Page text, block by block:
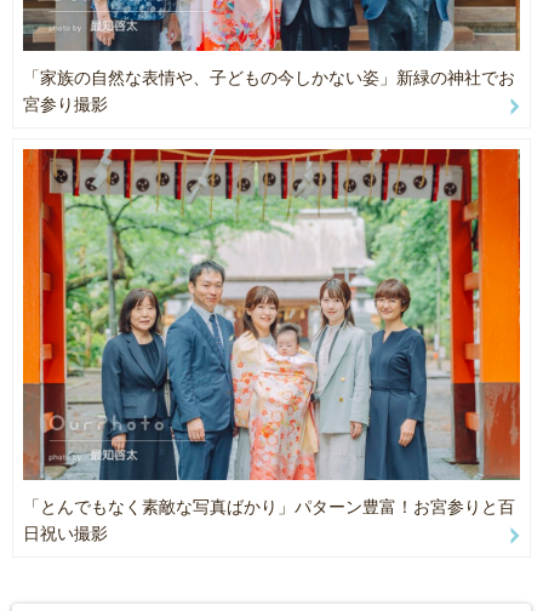
・撮影時間：2枠（約100分）※2〜3枠推奨
・納品カット数：50〜100枚
・白背景中心（黒・カラー背景も相談可）
・おくるみなし、ご家族ショット多めのナチュラルスタイル
・衣装・造花・カゴ・バスケットなどはこちらでご用意（ご希望に
合わせて）
・お客様ご持参の小物使用も可能
【撮影当日のご準備】
・撮影前に手指を洗わせていただきます
・準備中の粉ミルク授乳で眠りが深まり、撮影がスムーズです。
※起きていても大丈夫です、逆に目を開けて欲しいという場合は事
前にご連絡ください☺️
・撮影スペース：4〜6畳、自然光の入る明るいお部屋
・室温：26〜27度を目安に調整をお願いします
【ご予約前にご確認ください】
・赤ちゃんの体調やご機嫌により撮影内容が変わる場合があります
・ご兄弟との撮影も可能です（事前にお知らせください）
・授乳・おむつ替えの時間をこまめに設けながら進めます
今、遺すべきこと。
━━━━━━━━━━━━━━━━
🏅 受賞歴
━━━━━━━━━━━━━━━━
🥇 OurPhoto Award 2025 年間人気フォトグラファー
🥇 2025.10月 北関東・甲信越エリア第1位
🥇 2025.9月 北関東・甲信越エリア第1位
🥈 2025.6月 北関東・甲信越エリア第2位
🥉 2025.4月 北関東・甲信越エリア第3位
🥈 2025.3月 北関東・甲信越エリア第2位
🥇 2025.2月 北関東・甲信越エリア第1位
🥉 2024年度新人フォトグラファー人気ランキング第3位
🥇 2024.11月 北関東・甲信越エリア第1位
🥈 2024.10月 北関東・甲信越エリア第2位
🥇 2024.10月 お宮参りジャンル第1位
🥇 2024.9月 北関東・甲信越エリア第1位
🥈 2026.2月 北関東・甲信越エリア第2位
🥇 2026.3月 北関東・甲信越エリア第1位
🥈 2026.5月 北関東・甲信越エリア第2位
🥇 2026.6月 北関東・甲信越エリア第1位
━━━━━━━━━━━━━━━━
「家族の自然な表情や、子どもの今しかない姿」新緑の神社でお
宮参り撮影
「とんでもなく素敵な写真ばかり」パターン豊富！お宮参りと百
日祝い撮影